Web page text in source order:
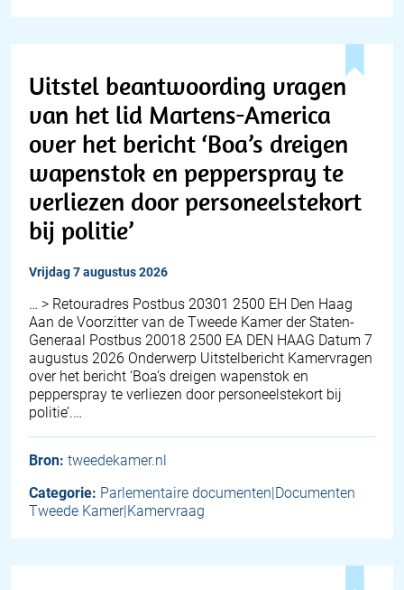
Uitstel beantwoording vragen
van het lid Martens-America
over het bericht ‘Boa’s dreigen
wapenstok en pepperspray te
verliezen door personeelstekort
bij politie’
vrijdag 7 augustus 2026
… > Retouradres Postbus 20301 2500 EH Den Haag
Aan de Voorzitter van de Tweede Kamer der Staten-
Generaal Postbus 20018 2500 EA DEN HAAG Datum 7
augustus 2026 Onderwerp Uitstelbericht Kamervragen
over het bericht ‘Boa’s dreigen wapenstok en
pepperspray te verliezen door personeelstekort bij
politie’.…
Bron: tweedekamer.nl
Categorie: Parlementaire documenten|Documenten
Tweede Kamer|Kamervraag